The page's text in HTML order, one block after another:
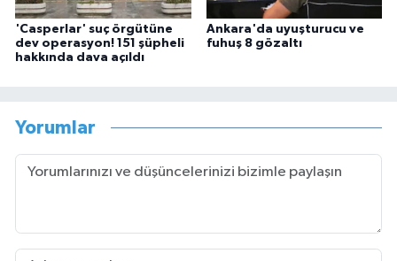
'Casperlar' suç örgütüne
dev operasyon! 151 şüpheli
hakkında dava açıldı
Ankara'da uyuşturucu ve
fuhuş 8 gözaltı
Yorumlar